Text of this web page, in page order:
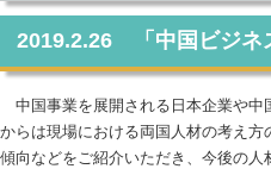
へ
移
2019.2.26 「中国ビジネ
中国事業を展開される日本企業や中
からは現場における両国人材の考え
傾向などをご紹介いただき、今後の